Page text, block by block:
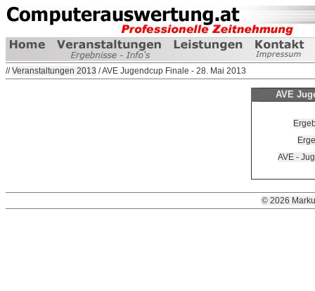
//Veranstaltungen 2013 / AVE Jugendcup Finale - 28. Mai 2013
AVE
AVE -
© 2026